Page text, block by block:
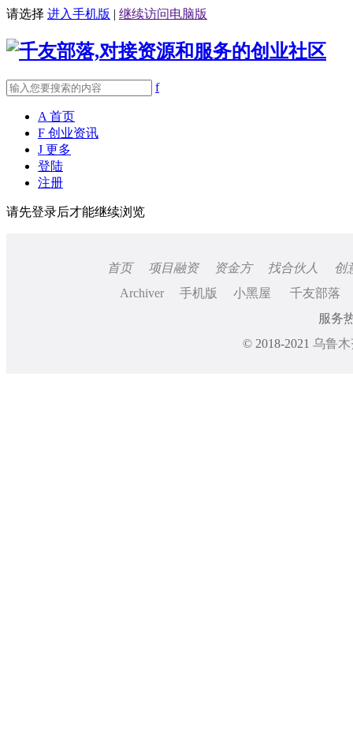
请选择 进入手机版 | 继续访问电脑版
f
A 首页
F 创业资讯
J 更多
登陆
注册
请先登录后才能继续浏览
首页 项目融资 资金方 找合伙人
创
Archiver
手机版 小黑屋
千友部落
服务
© 2018-2021 乌鲁